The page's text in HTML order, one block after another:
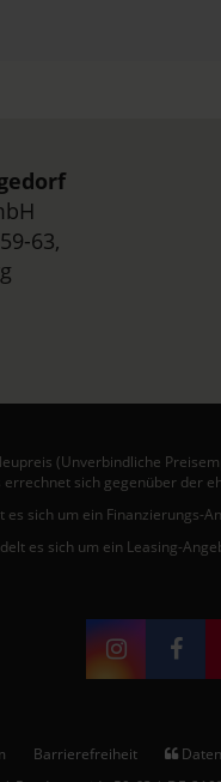
63,
(Unverbindliche
sich gegenüber der
es sich um ein Finanzierungs-
es sich um ein Leasing-
Barrierefreiheit